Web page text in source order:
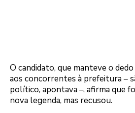
O candidato, que manteve o
aos concorrentes à prefeitura –
político, apontava –, afirma que
nova legenda, mas recusou.